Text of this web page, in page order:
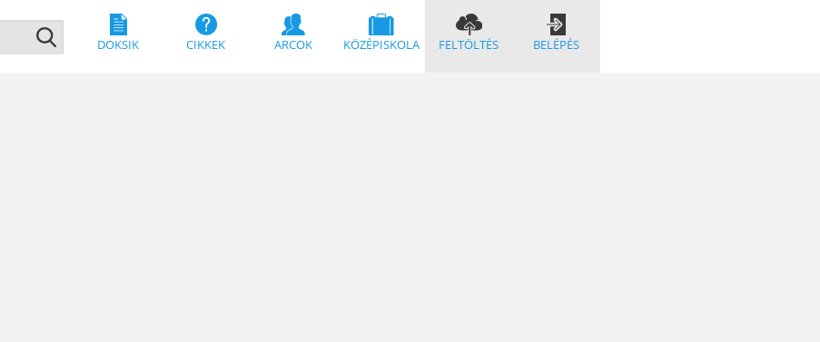
DOKSIK CIKKEK ARCOK KÖZÉPISKOLA FELTÖLTÉS BELÉPÉS